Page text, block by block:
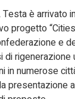
Testa è arrivato
progetto
e
rigenerazione
in numerose
presentazione